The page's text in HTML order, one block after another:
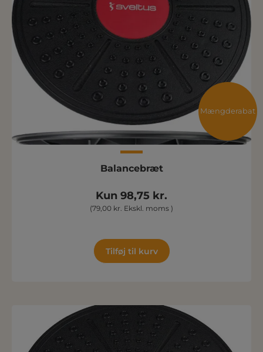
Mængderabat
Balancebræt
Kun 98,75 kr.
(79,00 kr. Ekskl. moms )
Tilføj til kurv